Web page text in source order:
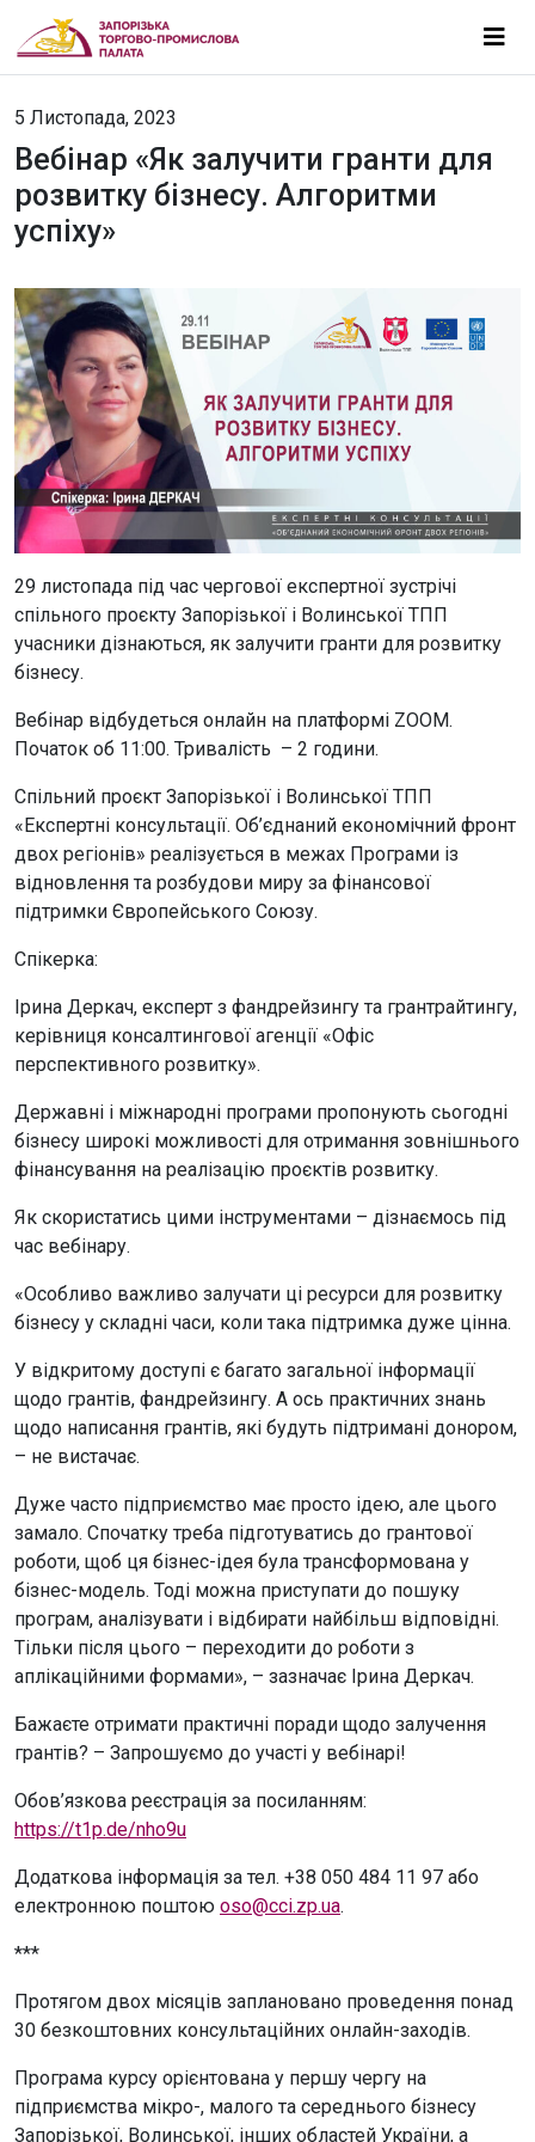
5 Листопада, 2023
Вебінар «Як залучити гранти для
розвитку бізнесу. Алгоритми
успіху»
29 листопада під час чергової експертної зустрічі
спільного проєкту Запорізької і Волинської ТПП
учасники дізнаються, як залучити гранти для розвитку
бізнесу.
Вебінар відбудеться онлайн на платформі ZOOM.
Початок об 11:00. Тривалість – 2 години.
Спільний проєкт Запорізької і Волинської ТПП
«Експертні консультації. Об’єднаний економічний фронт
двох регіонів» реалізується в межах Програми із
відновлення та розбудови миру за фінансової
підтримки Європейського Союзу.
Спікерка:
Ірина Деркач, експерт з фандрейзингу та грантрайтингу,
керівниця консалтингової агенції «Офіс
перспективного розвитку».
Державні і міжнародні програми пропонують сьогодні
бізнесу широкі можливості для отримання зовнішнього
фінансування на реалізацію проєктів розвитку.
Як скористатись цими інструментами – дізнаємось під
час вебінару.
«Особливо важливо залучати ці ресурси для розвитку
бізнесу у складні часи, коли така підтримка дуже цінна.
У відкритому доступі є багато загальної інформації
щодо грантів, фандрейзингу. А ось практичних знань
щодо написання грантів, які будуть підтримані донором,
– не вистачає.
Дуже часто підприємство має просто ідею, але цього
замало. Спочатку треба підготуватись до грантової
роботи, щоб ця бізнес-ідея була трансформована у
бізнес-модель. Тоді можна приступати до пошуку
програм, аналізувати і відбирати найбільш відповідні.
Тільки після цього – переходити до роботи з
аплікаційними формами», – зазначає Ірина Деркач.
Бажаєте отримати практичні поради щодо залучення
грантів? – Запрошуємо до участі у вебінарі!
Обов’язкова реєстрація за посиланням:
https://t1p.de/nho9u
Додаткова інформація за тел. +38 050 484 11 97 або
електронною поштою oso@cci.zp.ua.
***
Протягом двох місяців заплановано проведення понад
30 безкоштовних консультаційних онлайн-заходів.
Програма курсу орієнтована у першу чергу на
підприємства мікро-, малого та середнього бізнесу
Запорізької, Волинської, інших областей України, а